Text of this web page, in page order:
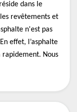
dans le
revêtements et
n'est pas
effet, l’asphalte
rapidement. Nous